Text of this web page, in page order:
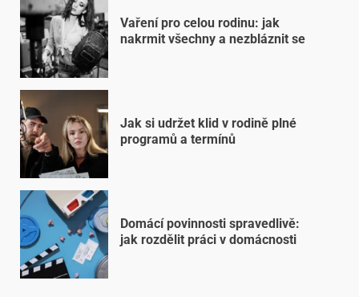
Vaření pro celou rodinu: jak
nakrmit všechny a nezbláznit se
Jak si udržet klid v rodině plné
programů a termínů
Domácí povinnosti spravedlivě:
jak rozdělit práci v domácnosti